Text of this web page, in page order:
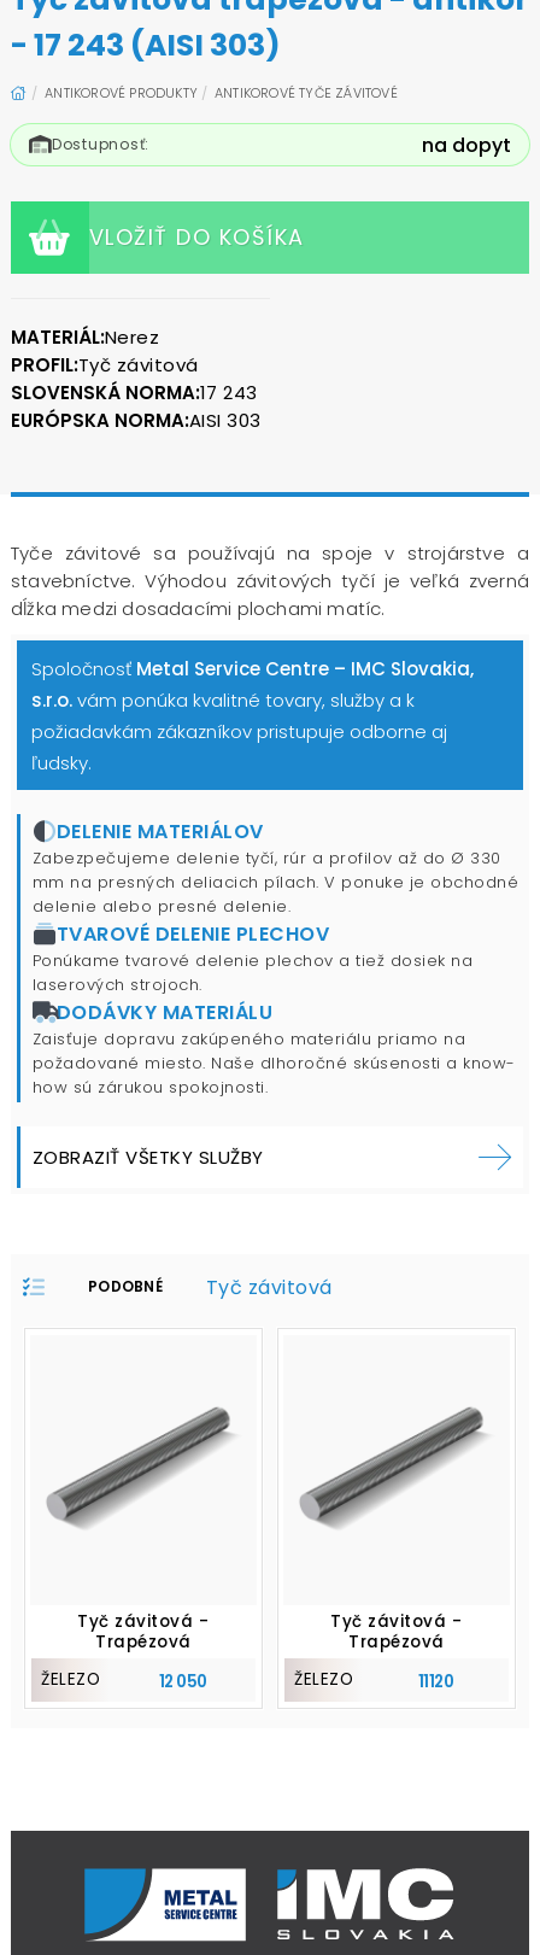
- 17 243 (AISI 303)
ANTIKOROVÉ PRODUKTY ANTIKOROVÉ TYČE ZÁVITOVÉ
Dostupnosť: na dopyt
VLOŽIŤ DO KOŠÍKA
MATERIÁL:Nerez
PROFIL:Tyč závitová
SLOVENSKÁ NORMA:17 243
EURÓPSKA NORMA:AISI 303
Tyče závitové sa používajú na spoje v strojárstve a
stavebníctve. Výhodou závitových tyčí je veľká zverná
dĺžka medzi dosadacími plochami matíc.
Spoločnosť Metal Service Centre – IMC Slovakia,
s.r.o.vám ponúka kvalitné tovary, služby a k
požiadavkám zákazníkov pristupuje odborne aj
ľudsky.
DELENIE MATERIÁLOV
Zabezpečujeme delenie tyčí, rúr a profilov až do Ø 330
mm na presných deliacich pílach. V ponuke je obchodné
delenie alebo presné delenie.
TVAROVÉ DELENIE PLECHOV
Ponúkame tvarové delenie plechov a tiež dosiek na
laserových strojoch.
DODÁVKY MATERIÁLU
Zaisťuje dopravu zakúpeného materiálu priamo na
požadované miesto. Naše dlhoročné skúsenosti a know-
how sú zárukou spokojnosti.
ZOBRAZIŤ VŠETKY SLUŽBY
PODOBNÉ
PROFILE:
Tyč závitová
Tyč závitová -
Trapézová
ŽELEZO
12 050
Tyč závitová -
Trapézová
ŽELEZO
11120